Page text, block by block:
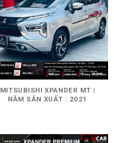
MITSUBISHI XPANDER MT |
NĂM SẢN XUẤT : 2021